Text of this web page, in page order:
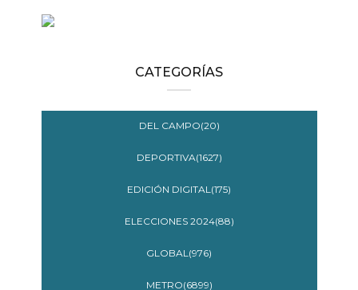
CATEGORÍAS
DEL CAMPO(20)
DEPORTIVA(1627)
EDICIÓN DIGITAL(175)
ELECCIONES 2024(88)
GLOBAL(976)
METRO(6899)